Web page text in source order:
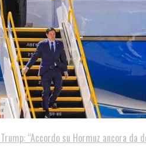
“Accordo su Hormuz ancora da